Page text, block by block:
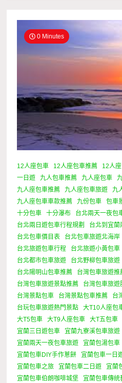
0 Minutes
12人座包車 12人座包車推薦 12人
一日遊
九人包車推薦 九人座包車
九人座包車推薦
九人座包車旅遊
九
九人座包車車款推薦
九份包車 包車
十分包車
十分瀑布 台北兩天一夜包
台北兩日遊包車行程規劃
台北到宜蘭
台北包車價目表
台北包車旅遊北海岸
台北旅遊包車行程
台北旅遊小黃包車
台北都市包車旅遊
台北野柳包車旅遊
台北陽明山包車推薦
台灣包車旅遊推
台灣包車旅遊景點推薦
台灣包車旅遊
台灣景點包車
台灣景點包車推薦 台
台玩包車旅遊熱門景點
大T10人座包
大T5包車
大T9人座包車 大T五包車
宜蘭三日遊包車
宜蘭九寮溪包車旅遊
宜蘭兩天一夜包車旅遊
宜蘭包湯包車
宜蘭包車DIY手作蔥餅
宜蘭包車一日
宜蘭包車之旅
宜蘭包車二日遊
宜蘭
宜蘭包車伯朗咖啡城堡
宜蘭包車傳統